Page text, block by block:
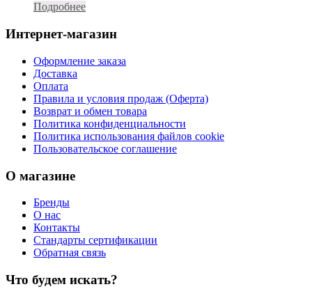
Подробнее
Интернет-магазин
Оформление заказа
Доставка
Оплата
Правила и условия продаж (Оферта)
Возврат и обмен товара
Политика конфиденциальности
Политика использования файлов cookie
Пользовательское соглашение
О магазине
Бренды
О нас
Контакты
Стандарты сертификации
Обратная связь
Что будем искать?